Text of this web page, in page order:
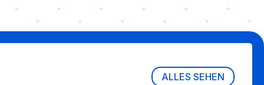
ALLES SEHEN